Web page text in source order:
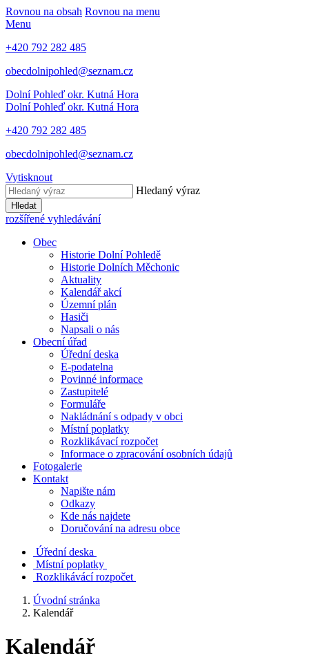
Rovnou na obsah Rovnou na menu
Menu
+420 792 282 485
obecdolnipohled@seznam.cz
Dolní Pohleď okr. Kutná Hora
Dolní Pohleď okr. Kutná Hora
+420 792 282 485
obecdolnipohled@seznam.cz
Vytisknout
Hledaný výraz
Hledat
rozšířené vyhledávání
Obec
Historie Dolní Pohledě
Historie Dolních Měchonic
Aktuality
Kalendář akcí
Územní plán
Hasiči
Napsali o nás
Obecní úřad
Úřední deska
E-podatelna
Povinné informace
Zastupitelé
Formuláře
Nakládnání s odpady v obci
Místní poplatky
Rozklikávací rozpočet
Informace o zpracování osobních údajů
Fotogalerie
Kontakt
Napište nám
Odkazy
Kde nás najdete
Doručování na adresu obce
Úřední deska
Místní poplatky
Rozklikávácí rozpočet
Úvodní stránka
Kalendář
Kalendář